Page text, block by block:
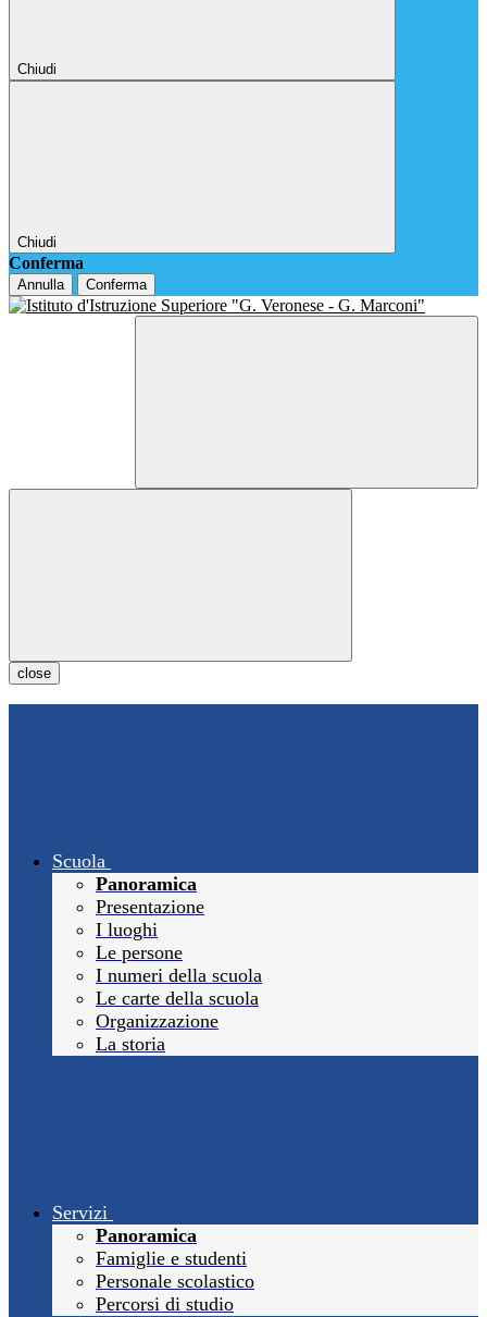
Chiudi
Chiudi
Conferma
Annulla Conferma
close
Scuola
Panoramica
Presentazione
I luoghi
Le persone
I numeri della scuola
Le carte della scuola
Organizzazione
La storia
Servizi
Panoramica
Famiglie e studenti
Personale scolastico
Percorsi di studio